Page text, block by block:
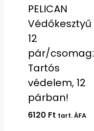
PELICAN
Védőkesztyű
12
pár/csomag:
Tartós
védelem, 12
párban!
6120 Ft tart. ÁFA